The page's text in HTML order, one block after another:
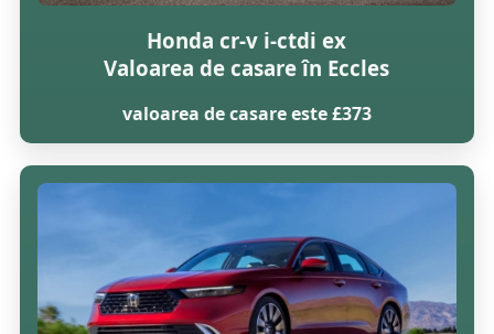
Honda cr-v i-ctdi ex
Valoarea de casare în Eccles
valoarea de casare este £373